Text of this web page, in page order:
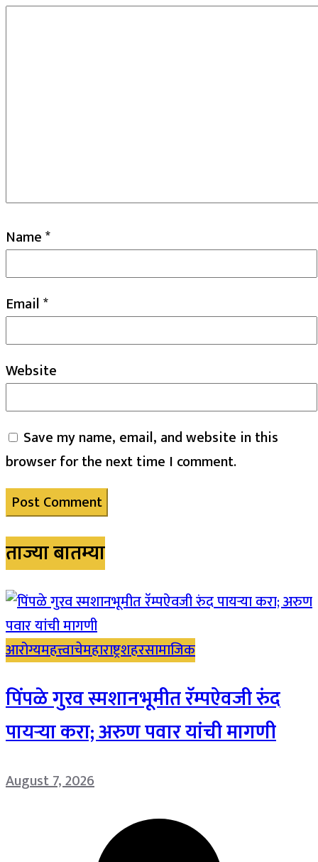
Name*
Email*
Website
Save my name, email, and website in this
browser for the next time I comment.
ताज्या बातम्या
आरोग्यमहत्त्वाचेमहाराष्ट्रशहरसामाजिक
पिंपळे गुरव स्मशानभूमीत रॅम्पऐवजी रुंद
पायऱ्या करा; अरुण पवार यांची मागणी
August 7, 2026